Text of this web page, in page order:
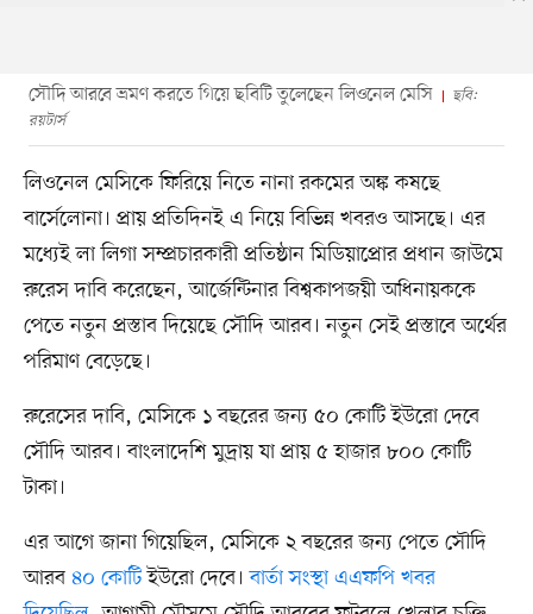
সৌদি আরবে ভ্রমণ করতে গিয়ে ছবিটি তুলেছেন লিওনেল মেসি
ছবি:
রয়টার্স
লিওনেল মেসিকে ফিরিয়ে নিতে নানা রকমের অঙ্ক কষছে
বার্সেলোনা। প্রায় প্রতিদিনই এ নিয়ে বিভিন্ন খবরও আসছে। এর
মধ্যেই লা লিগা সম্প্রচারকারী প্রতিষ্ঠান মিডিয়াপ্রোর প্রধান জাউমে
রুরেস দাবি করেছেন, আর্জেন্টিনার বিশ্বকাপজয়ী অধিনায়ককে
পেতে নতুন প্রস্তাব দিয়েছে সৌদি আরব। নতুন সেই প্রস্তাবে অর্থের
পরিমাণ বেড়েছে।
রুরেসের দাবি, মেসিকে ১ বছরের জন্য ৫০ কোটি ইউরো দেবে
সৌদি আরব। বাংলাদেশি মুদ্রায় যা প্রায় ৫ হাজার ৮০০ কোটি
টাকা।
এর আগে জানা গিয়েছিল, মেসিকে ২ বছরের জন্য পেতে সৌদি
আরব ৪০ কোটিইউরো দেবে।বার্তা সংস্থা এএফপি খবর